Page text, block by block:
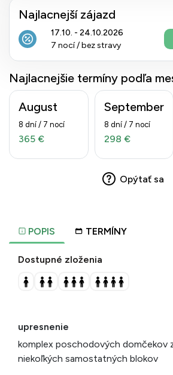
POPIS TERMÍNY
Dostupné zloženia
upresnenie
komplex poschodových domčekov
niekoľkých samostatných blokov
Najlacnejší zájazd
17.10. - 24.10.2026
7 nocí / bez stravy
Najlacnejšie termíny podľa
August
8 dní / 7 nocí
365 €
September
8 dní / 7 nocí
298 €
Opýtať sa